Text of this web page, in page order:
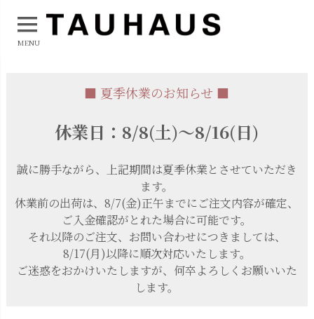
MENU
■ 夏季休業のお知らせ ■
休業日：8/8(土)～8/16(日)
誠に勝手ながら、上記期間は夏季休業とさせていただき
ます。
休業前の出荷は、8/7(金)正午までにご注文内容が確定、
ご入金確認がとれた場合に可能です。
それ以降のご注文、お問い合わせにつきましては、
8/17(月)以降に順次対応いたします。
ご迷惑をおかけいたしますが、何卒よろしくお願いいた
します。